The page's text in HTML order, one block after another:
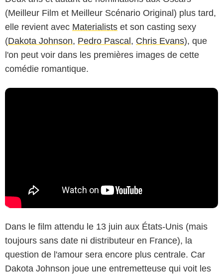
(Meilleur Film et Meilleur Scénario Original) plus tard,
elle revient avec Materialists et son casting sexy
(Dakota Johnson, Pedro Pascal, Chris Evans), que
l'on peut voir dans les premières images de cette
comédie romantique.
Dans le film attendu le 13 juin aux États-Unis (mais
toujours sans date ni distributeur en France), la
question de l'amour sera encore plus centrale. Car
Dakota Johnson joue une entremetteuse qui voit les